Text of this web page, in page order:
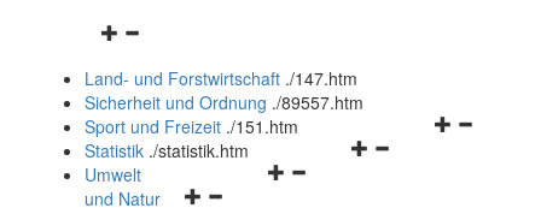
Navigationsmenü
und
schließen
Land- und Forstwirtschaft ./147.htm
Sicherheit und Ordnung ./89557.htm
Navigationsmenü
Sport und Freizeit ./151.htm
Navigationsmenü
Statistik ./statistik.htm
Navigationsmenü
Umwelt
und Natur